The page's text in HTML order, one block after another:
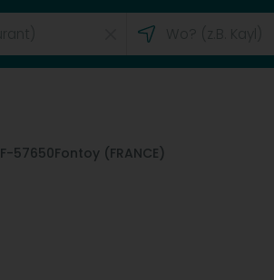
F-57650Fontoy (FRANCE)